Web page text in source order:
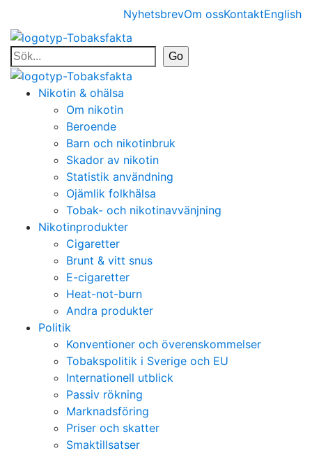
NyhetsbrevOm ossKontaktEnglish
Nikotin & ohälsa
Om nikotin
Beroende
Barn och nikotinbruk
Skador av nikotin
Statistik användning
Ojämlik folkhälsa
Tobak- och nikotinavvänjning
Nikotinprodukter
Cigaretter
Brunt & vitt snus
E-cigaretter
Heat-not-burn
Andra produkter
Politik
Konventioner och överenskommelser
Tobakspolitik i Sverige och EU
Internationell utblick
Passiv rökning
Marknadsföring
Priser och skatter
Smaktillsatser